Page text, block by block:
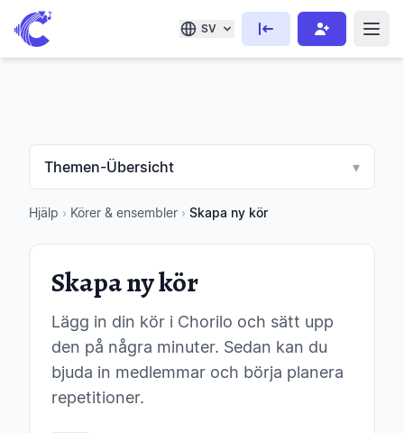
SV
Themen-Übersicht ▾
Hjälp › Körer & ensembler › Skapa ny kör
Skapa ny kör
Lägg in din kör i Chorilo och sätt upp
den på några minuter. Sedan kan du
bjuda in medlemmar och börja planera
repetitioner.